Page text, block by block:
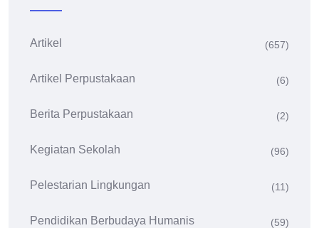
Artikel (657)
Artikel Perpustakaan (6)
Berita Perpustakaan (2)
Kegiatan Sekolah (96)
Pelestarian Lingkungan (11)
Pendidikan Berbudaya Humanis (59)